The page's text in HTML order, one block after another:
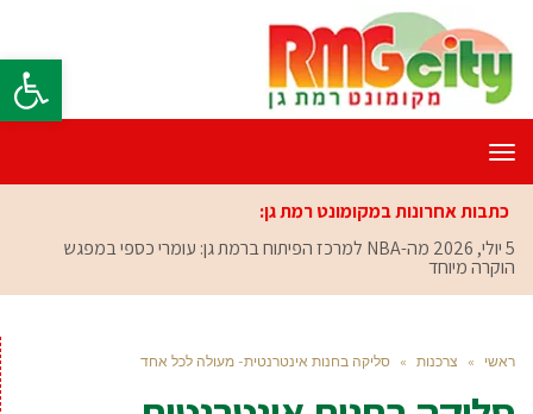
פתח
תפריט
כתבות אחרונות במקומונט רמת גן:
5 יולי, 2026
מה-NBA למרכז הפיתוח ברמת גן: עומרי כספי במפגש
הוקרה מיוחד
ראשי » צרכנות » סליקה בחנות אינטרנטית- מעולה לכל אחד